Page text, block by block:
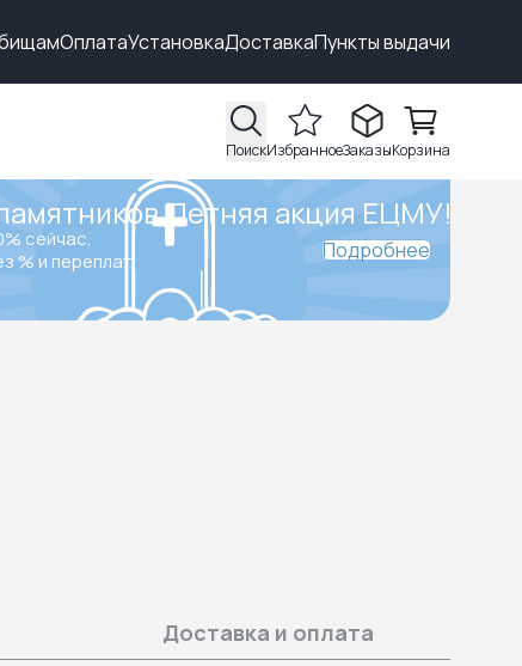
ОплатаУстановкаДоставкаПункты выдачи
ПоискИзбранноеЗаказыКорзина
Летняя акция ЕЦМУ!
сейчас,
% и переплат.
Подробнее
Доставка и оплата